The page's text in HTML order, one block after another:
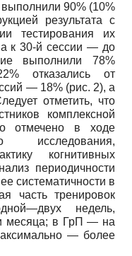
90% (10%
результата с
тестирования их
а к 30-й сессии — до
выполнили 78%
отказались от
— 18% (рис. 2), а
отметить, что
комплексной
отмечено в ходе
исследования,
когнитивных
периодичности
систематичности в
часть тренировок
недель,
месяца; в ГрП — на
— более